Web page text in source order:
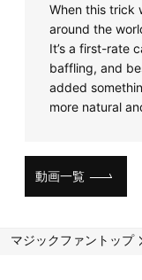
When this trick
around the
It’s a first-rate
baffling, and
added
more natural
動画一覧
マジックファントップ